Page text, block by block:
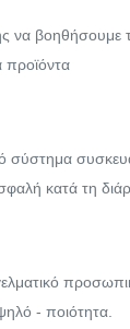
να βοηθήσουμε
προϊόντα
σύστημα
κατά τη
- ποιότητα.